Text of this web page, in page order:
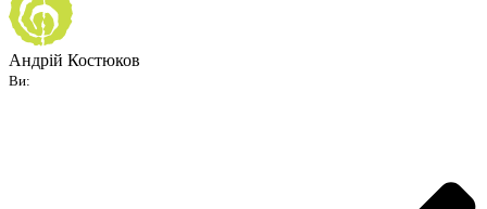
Андрій Костюков
Ви: